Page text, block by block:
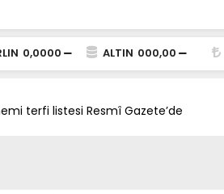
0,0000 ALTIN 000,00
terfi listesi Resmî Gazete’de